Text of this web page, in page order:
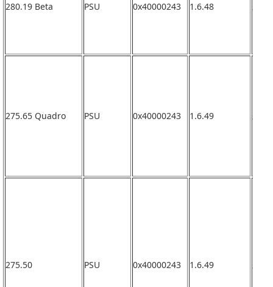
280.19 Beta PSU 0x40000243 1.6.48 未確
275.65 Quadro PSU 0x40000243 1.6.49 未確
275.50 PSU 0x40000243 1.6.49 未確